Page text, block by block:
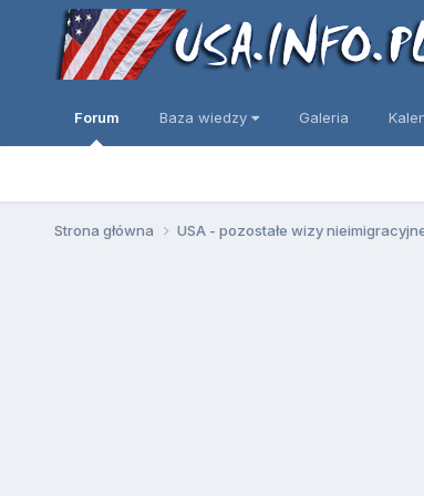
Forum Baza wiedzy Galeria
Strona główna USA - pozostałe wizy